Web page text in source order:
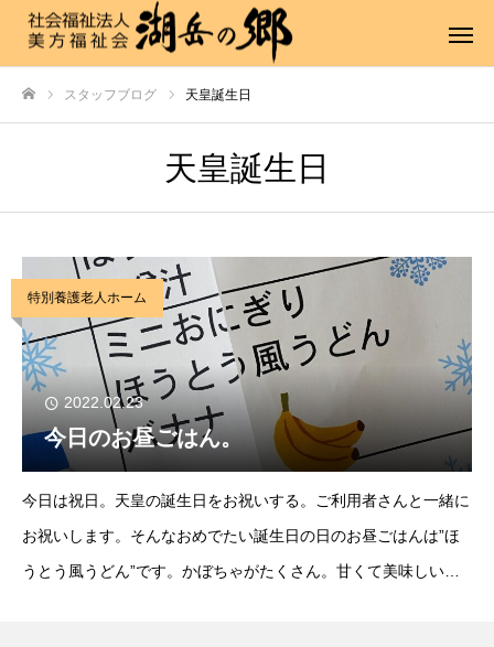
スタッフブログ 天皇誕生日
天皇誕生日
特別養護老人ホーム
2022.02.23
今日のお昼ごはん。
今日は祝日。天皇の誕生日をお祝いする。ご利用者さんと一緒に
お祝いします。そんなおめでたい誕生日の日のお昼ごはんは”ほ
うとう風うどん”です。かぼちゃがたくさん。甘くて美味しいお